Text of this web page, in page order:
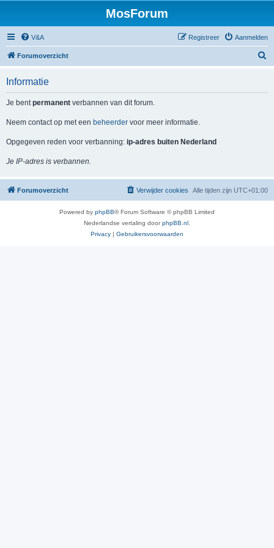
MosForum
V&A Aanmelden
Registreer
Forumoverzicht
Informatie
Je bentpermanent verbannen van dit forum.
Neem contact op met een beheerder voor meer informatie.
Opgegeven reden voor verbanning: ip-adres buiten Nederland
Je IP-adres is verbannen.
Forumoverzicht Alle tijden zijn UTC+01:00
Verwijder cookies
Powered by phpBB® Forum Software © phpBB Limited
Nederlandse vertaling doorphpBB.nl
Privacy | Gebruikersvoorwaarden